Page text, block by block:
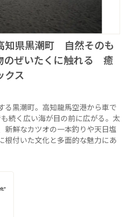
知県黒潮町 自然そのも
のぜいたくに触れる 癒
クス
黒潮町。高知龍馬空港から車で
続く広い海が目の前に広がる。太
新鮮なカツオの一本釣りや天日塩
根付いた文化と多面的な魅力にあ